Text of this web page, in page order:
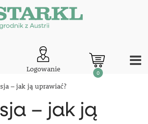
Logowanie 0
– jak ją uprawiać?
– jak ją